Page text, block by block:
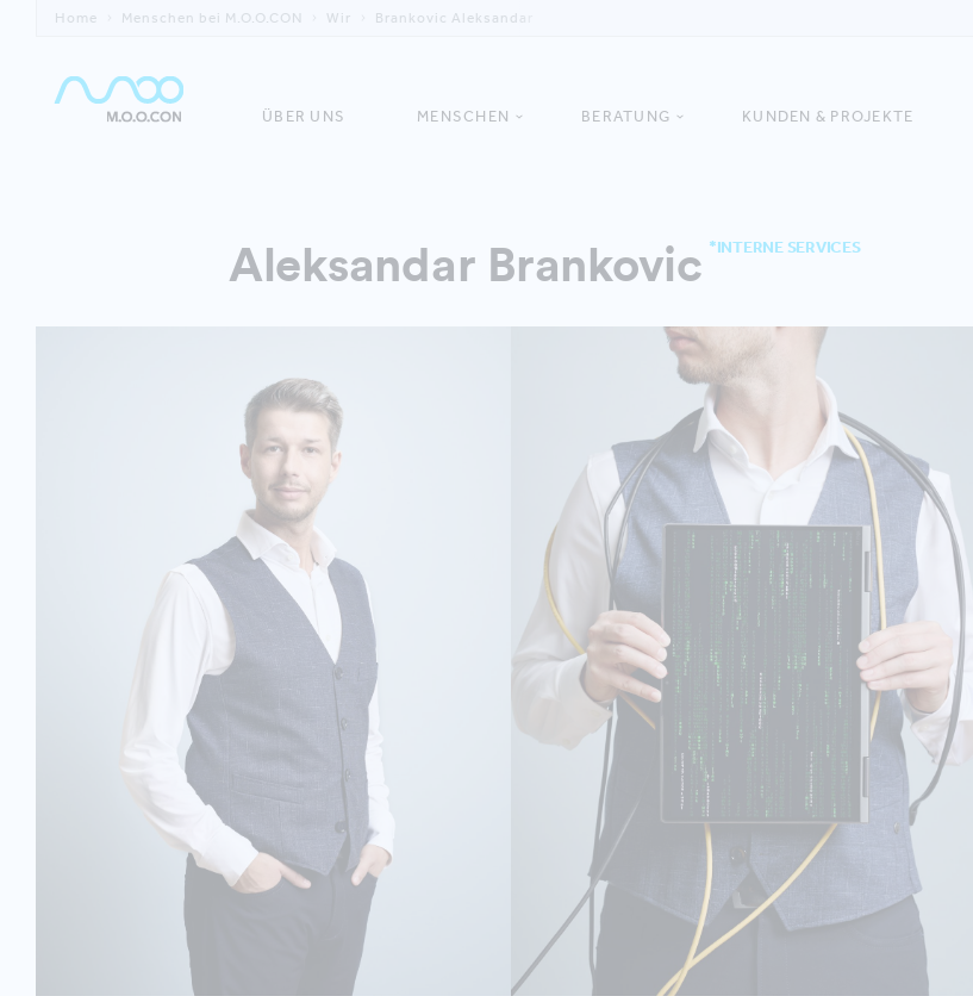
Home Menschen bei M.O.O.CON Wir Brankovic Aleksandar
ÜBER UNS MENSCHEN BERATUNG KUNDEN & PROJEKTE
Aleksandar Brankovic *INTERNE SERVICES